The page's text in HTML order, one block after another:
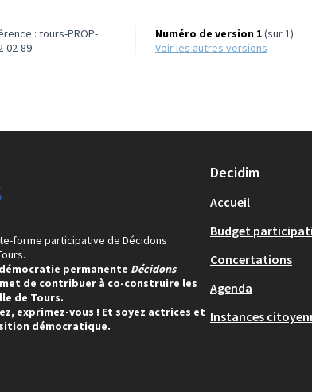
: tours-PROP-
02-89
Numéro de version 1(sur 1)
voir les autres versions
forme participative de Décidons
permanente Décidons
de contribuer à co-construire les
de Tours.
exprimez-vous ! Et soyez actrices et
démocratique.
Decidim
Accueil
Budget
Concertations
Agenda
Instances